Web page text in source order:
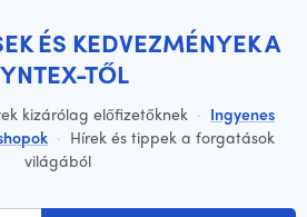
ÉS KEDVEZMÉNYEK A
TŐL
kizárólag előfizetőknek · Ingyenes
· Hírek és tippek a forgatások
világából